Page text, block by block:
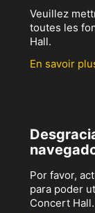
Veuillez
toutes les
Hall.
En savoir
Por favor,
para poder
Concert Hall.